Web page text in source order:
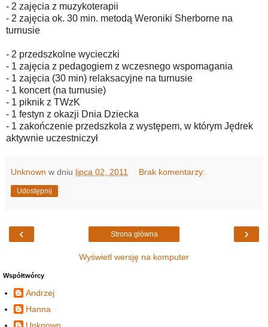
- 2 zajęcia z muzykoterapii
- 2 zajęcia ok. 30 min. metodą Weroniki Sherborne na
turnusie
- 2 przedszkolne wycieczki
- 1 zajęcia z pedagogiem z wczesnego wspomagania
- 1 zajęcia (30 min) relaksacyjne na turnusie
- 1 koncert (na turnusie)
- 1 piknik z TWzK
- 1 festyn z okazji Dnia Dziecka
- 1 zakończenie przedszkola z występem, w którym Jędrek
aktywnie uczestniczył
Unknown w dniu lipca 02, 2011 Brak komentarzy:
Udostępnij
‹ ›
Strona główna
Wyświetl wersję na komputer
Współtwórcy
Andrzej
Hanna